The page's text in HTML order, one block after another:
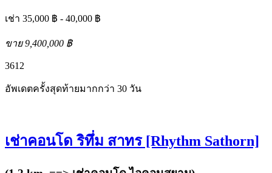
เช่า 35,000 ฿ - 40,000 ฿
ขาย 9,400,000 ฿
3612
อัพเดตครั้งสุดท้ายมากกว่า 30 วัน
เช่าคอนโด ริทึ่ม สาทร [Rhythm Sathorn]